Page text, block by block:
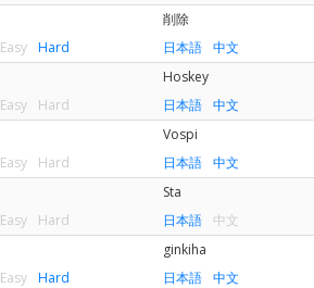
削除
Easy Hard 日本語
中文
Hoskey
Easy Hard 日本語
中文
Vospi
Easy Hard 日本語
中文
Sta
Easy Hard 日本語
中文
ginkiha
Easy Hard 日本語
中文